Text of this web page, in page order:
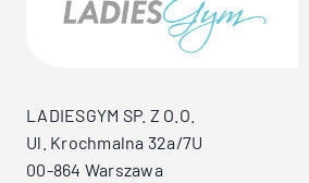
LADIESGYM SP. Z O.O.
Ul. Krochmalna 32a/7U
00-864 Warszawa